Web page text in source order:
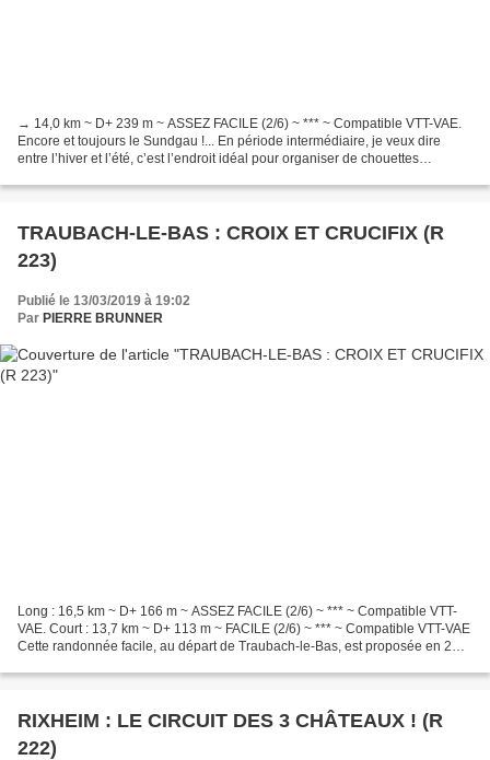
→ 14,0 km ~ D+ 239 m ~ ASSEZ FACILE (2/6) ~ *** ~ Compatible VTT-VAE.
Encore et toujours le Sundgau !... En période intermédiaire, je veux dire
entre l’hiver et l’été, c’est l’endroit idéal pour organiser de chouettes
TRAUBACH-LE-BAS : CROIX ET CRUCIFIX (R
223)
Publié le 13/03/2019 à 19:02
Par PIERRE BRUNNER
Long : 16,5 km ~ D+ 166 m ~ ASSEZ FACILE (2/6) ~ *** ~ Compatible VTT-
VAE. Court : 13,7 km ~ D+ 113 m ~ FACILE (2/6) ~ *** ~ Compatible VTT-VAE
Cette randonnée facile, au départ de Traubach-le-Bas, est proposée en 2
RIXHEIM : LE CIRCUIT DES 3 CHÂTEAUX ! (R
222)